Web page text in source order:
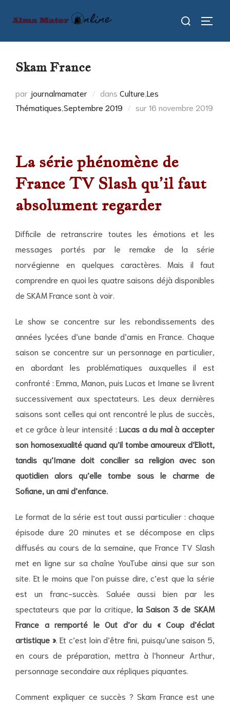
Rechercher :
Skam France
par journalmamater dans Culture Les
Thématiques Septembre 2019 sur Publié
16 novembre 2019
La série phénomène de
France TV Slash qu’il faut
absolument regarder
Difficile de retranscrire toutes les émotions et les
messages portés par le remake de la série
norvégienne en quelques caractères. Mais il faut
comprendre en quoi les quatre saisons déjà disponibles
de SKAM France sont à voir.
Le show se concentre sur les rebondissements des
années lycées d’une bande d’amis en France. Chaque
saison se concentre sur un personnage en particulier,
en abordant les problématiques auxquelles il est
confronté : Emma, Manon, puis Lucas et Imane se livrent
successivement aux spectateurs. Les deux dernières
saisons sont celles qui ont rencontré le plus de succès,
et ce grâce à leur intensité :Lucas a du mal à accepter
son homosexualité quand qu’il tombe amoureux d’Eliott,
tandis qu’Imane doit concilier sa religion avec son
quotidien alors qu’elle tombe sous le charme de
Sofiane, un ami d’enfance.
Le format de la série est tout aussi particulier : chaque
épisode dure 20 minutes et se décompose en clips
diffusés au cours de la semaine, que France TV Slash
met en ligne sur sa chaîne YouTube ainsi que sur son
site. Et le moins que l’on puisse dire, c’est que la série
est un franc-succès. Saluée aussi bien par les
spectateurs que par la critique, la Saison 3 de SKAM
France a remporté le Out d’or du « Coup d’éclat
artistique ». Et c’est loin d’être fini, puisqu’une saison 5,
en cours de préparation, mettra à l’honneur Arthur,
personnage secondaire aux répliques piquantes.
Comment expliquer ce succès ? Skam France est une